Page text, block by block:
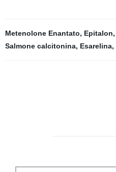
Metenolone Enantato, Epitalon,
Salmone calcitonina, Esarelina,